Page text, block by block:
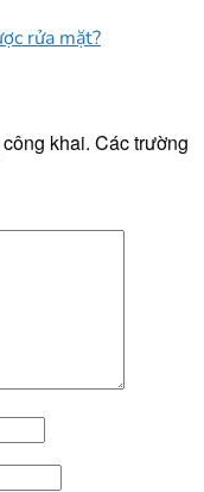
rửa mặt?
khai. Các trường